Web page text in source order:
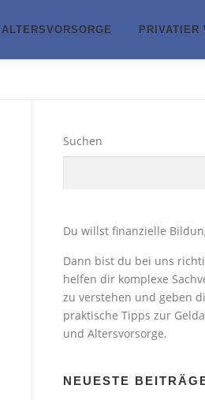
ALTERSVORSORGE PRIVATIER
Suchen
Du willst finanzielle
Dann bist du bei uns
helfen dir komplexe
zu verstehen und geben
praktische Tipps zur
und Altersvorsorge.
NEUESTE